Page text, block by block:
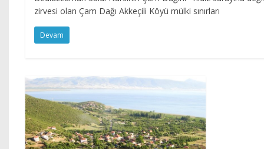
zirvesi olan Çam Dağı Akkeçili Köyü mülki sınırları
Devam